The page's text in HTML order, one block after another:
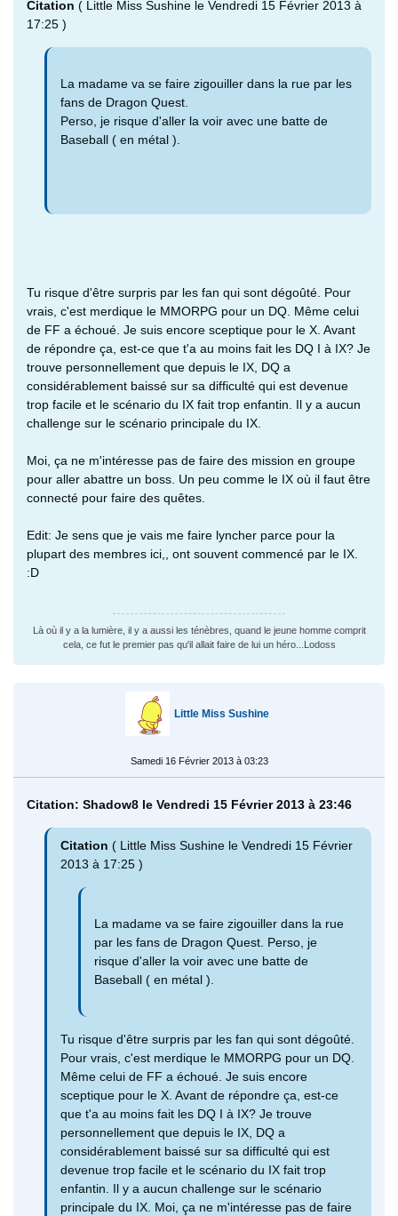
Citation ( Little Miss Sushine le Vendredi 15 Février 2013 à
17:25 )
La madame va se faire zigouiller dans la rue par les
fans de Dragon Quest.
Perso, je risque d'aller la voir avec une batte de
Baseball ( en métal ).
Tu risque d'être surpris par les fan qui sont dégoûté. Pour
vrais, c'est merdique le MMORPG pour un DQ. Même celui
de FF a échoué. Je suis encore sceptique pour le X. Avant
de répondre ça, est-ce que t'a au moins fait les DQ I à IX? Je
trouve personnellement que depuis le IX, DQ a
considérablement baissé sur sa difficulté qui est devenue
trop facile et le scénario du IX fait trop enfantin. Il y a aucun
challenge sur le scénario principale du IX.
Moi, ça ne m'intéresse pas de faire des mission en groupe
pour aller abattre un boss. Un peu comme le IX où il faut être
connecté pour faire des quêtes.
Edit: Je sens que je vais me faire lyncher parce pour la
plupart des membres ici,, ont souvent commencé par le IX.
:D
Là où il y a la lumière, il y a aussi les ténèbres, quand le jeune homme comprit
cela, ce fut le premier pas qu'il allait faire de lui un héro...Lodoss
Little Miss Sushine
Samedi 16 Février 2013 à 03:23
Citation: Shadow8 le Vendredi 15 Février 2013 à 23:46
Citation ( Little Miss Sushine le Vendredi 15 Février
2013 à 17:25 )
La madame va se faire zigouiller dans la rue
par les fans de Dragon Quest. Perso, je
risque d'aller la voir avec une batte de
Baseball ( en métal ).
Tu risque d'être surpris par les fan qui sont dégoûté.
Pour vrais, c'est merdique le MMORPG pour un DQ.
Même celui de FF a échoué. Je suis encore
sceptique pour le X. Avant de répondre ça, est-ce
que t'a au moins fait les DQ I à IX? Je trouve
personnellement que depuis le IX, DQ a
considérablement baissé sur sa difficulté qui est
devenue trop facile et le scénario du IX fait trop
enfantin. Il y a aucun challenge sur le scénario
principale du IX. Moi, ça ne m'intéresse pas de faire